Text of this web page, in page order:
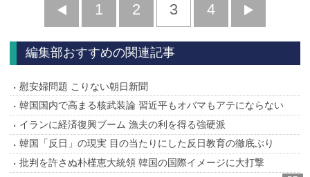
前
へ
1 2 3 4
へ
編集部おすすめの関連記事
慰安婦問題 こりない朝日新聞
韓国国内で高まる核武装論 習近平もオバマもアテにならない
イランに経済復興ブーム 漁夫の利を得る強硬派
韓国「反日」の現実 目の当たりにした反日教育の徹底ぶり
批判を許さぬ朴槿恵大統領 韓国の国際イメージに大打撃